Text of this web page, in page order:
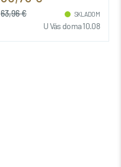
63,96 € SKLADOM
U Vás doma 10.08